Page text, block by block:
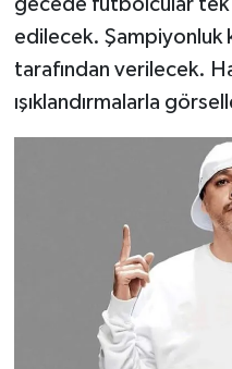
edilecek. Şampiyonluk
tarafından verilecek.
ışıklandırmalarla